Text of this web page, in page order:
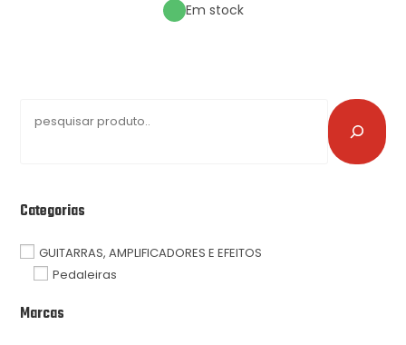
Em stock
Categorias
GUITARRAS, AMPLIFICADORES E EFEITOS
Pedaleiras
Marcas